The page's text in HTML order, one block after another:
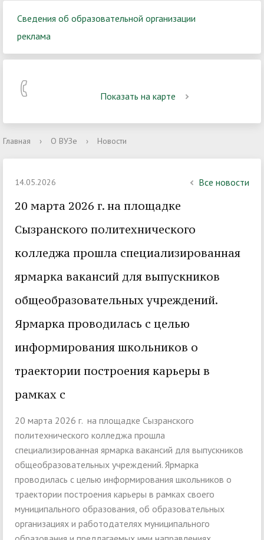
Сведения об образовательной организации
реклама
Показать на карте
Главная › О ВУЗе › Новости
14.05.2026 Все новости
20 марта 2026 г. на площадке
Сызранского политехнического
колледжа прошла специализированная
ярмарка вакансий для выпускников
общеобразовательных учреждений.
Ярмарка проводилась с целью
информирования школьников о
траектории построения карьеры в
рамках с
20 марта 2026 г. на площадке Сызранского
политехнического колледжа прошла
специализированная ярмарка вакансий для выпускников
общеобразовательных учреждений. Ярмарка
проводилась с целью информирования школьников о
траектории построения карьеры в рамках своего
муниципального образования, об образовательных
организациях и работодателях муниципального